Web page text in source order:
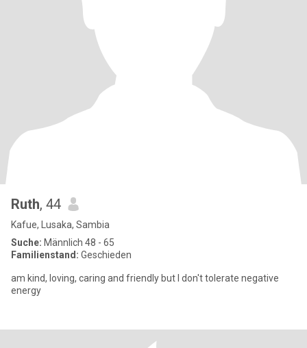
Ruth, 44
Kafue, Lusaka, Sambia
Suche: Männlich 48 - 65
Familienstand: Geschieden
am kind, loving, caring and friendly but I don't tolerate negative
energy